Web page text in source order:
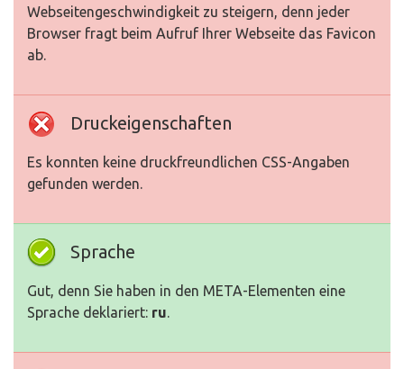
Webseitengeschwindigkeit zu steigern, denn jeder
Browser fragt beim Aufruf Ihrer Webseite das Favicon
ab.
Druckeigenschaften
Es konnten keine druckfreundlichen CSS-Angaben
gefunden werden.
Sprache
Gut, denn Sie haben in den META-Elementen eine
Sprache deklariert: ru.